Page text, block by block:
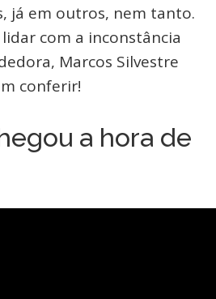
já em outros, nem tanto.
com a inconstância
Marcos Silvestre
conferir!
a hora de